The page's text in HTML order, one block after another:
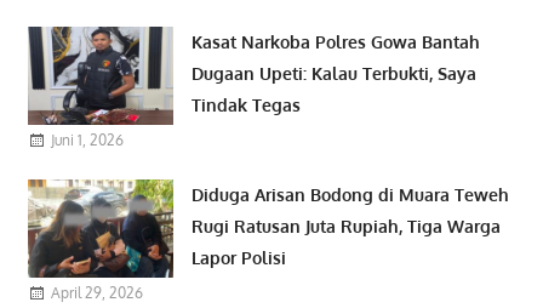
Kasat Narkoba Polres Gowa Bantah
Dugaan Upeti: Kalau Terbukti, Saya
Tindak Tegas
Juni 1, 2026
Diduga Arisan Bodong di Muara Teweh
Rugi Ratusan Juta Rupiah, Tiga Warga
Lapor Polisi
April 29, 2026